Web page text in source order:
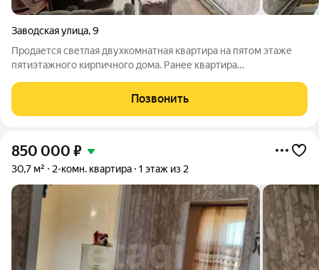
Заводская улица,9
Продается светлая двухкомнатная квартира на пятом этаже
пятиэтажного кирпичного дома. Ранее квартира
возможность подведения воды и канализации, что позволит
благоустроить пространство по
Позвонить
850 000 ₽
30,7 м² 2-комн. квартира 1 этаж из 2